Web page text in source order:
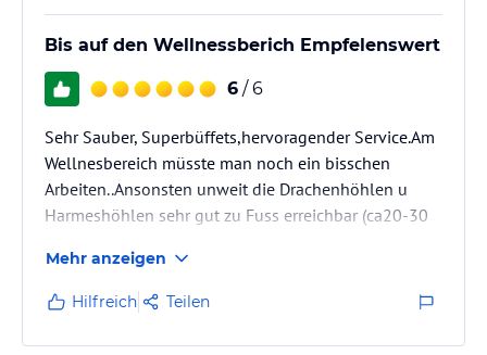
Bis auf den Wellnessberich Empfelenswert
6 / 6
Sehr Sauber, Superbüffets,hervoragender Service.Am
Wellnesbereich müsste man noch ein bisschen
Arbeiten..Ansonsten unweit die Drachenhöhlen u
Harmeshöhlen sehr gut zu Fuss erreichbar (ca20-30
Mehr anzeigen
Hilfreich Teilen